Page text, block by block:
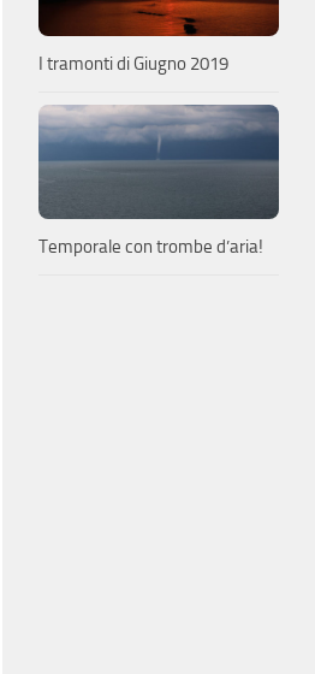
I tramonti di Giugno 2019
Temporale con trombe d’aria!